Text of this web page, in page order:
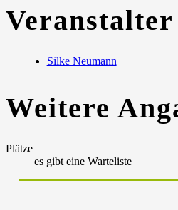
Veranstalter
Silke Neumann
Weitere
Plätze
es gibt eine Warteliste